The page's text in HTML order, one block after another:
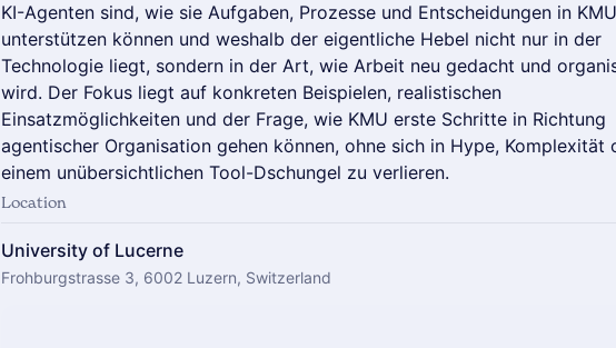
KI-Agenten sind, wie sie Aufgaben, Prozesse und Entscheidungen in KMU
unterstützen können und weshalb der eigentliche Hebel nicht nur in der
Technologie liegt, sondern in der Art, wie Arbeit neu gedacht und
wird. Der Fokus liegt auf konkreten Beispielen, realistischen
Einsatzmöglichkeiten und der Frage, wie KMU erste Schritte in Richtung
agentischer Organisation gehen können, ohne sich in Hype, Komplexität
einem unübersichtlichen Tool-Dschungel zu verlieren.
Location
University of Lucerne
Frohburgstrasse 3, 6002 Luzern, Switzerland